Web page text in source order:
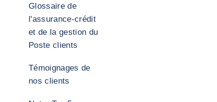
Glossaire de
l'assurance-crédit
et de la gestion du
Poste clients
Témoignages de
nos clients